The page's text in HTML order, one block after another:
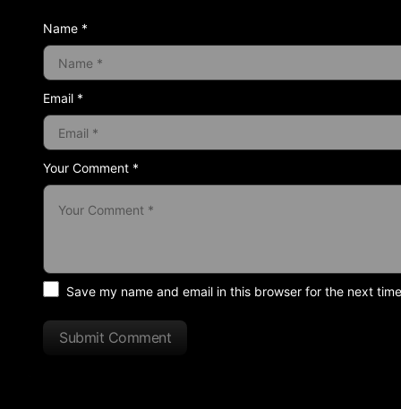
Your Comment *
Name *
Email *
Save my name and email in this browser for the next
Submit Comment